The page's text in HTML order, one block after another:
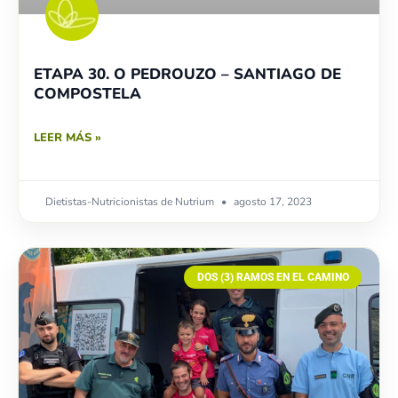
ETAPA 30. O PEDROUZO – SANTIAGO DE
COMPOSTELA
LEER MÁS »
Dietistas-Nutricionistas de Nutrium agosto 17, 2023
DOS (3) RAMOS EN EL CAMINO